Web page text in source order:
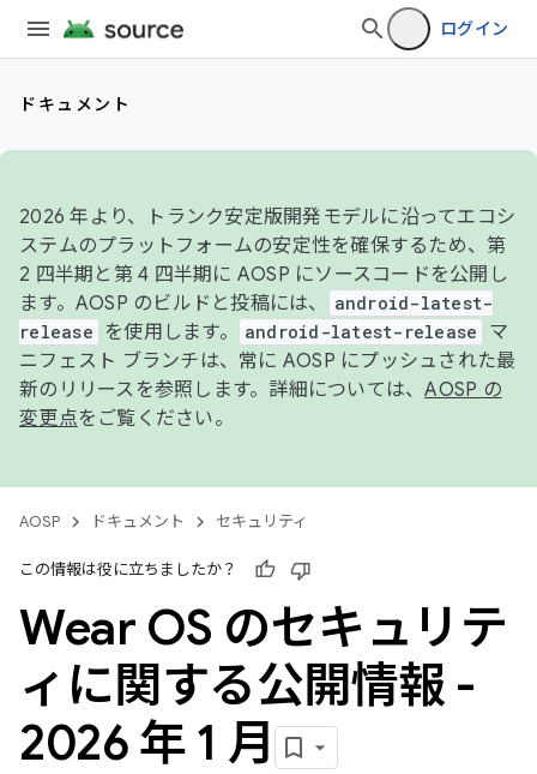
ログイン
ドキュメント
2026 年より、トランク安定版開発モデルに沿ってエコシ
ステムのプラットフォームの安定性を確保するため、第
2 四半期と第 4 四半期に AOSP にソースコードを公開し
ます。AOSP のビルドと投稿には、
android-latest-
release
を使用します。 android-latest-release
マ
ニフェスト ブランチは、常に AOSP にプッシュされた最
新のリリースを参照します。詳細については、AOSP の
変更点をご覧ください。
AOSP ドキュメント セキュリティ
この情報は役に立ちましたか？
Wear OS のセキュリテ
ィに関する公開情報 -
2026 年 1 月